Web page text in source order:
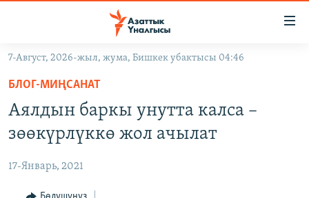
Навигацияга
өтүңүз
Издөөгө
салыңыз
ЭКОНОМИКА
ДҮЙНӨ
БОРБОР АЗИЯ
УКРАИНА
АТАЙЫН ИЛИКТӨӨ
7-Август, 2026-жыл, жума, Бишкек убактысы 04:46
БЛОГ-МИҢСАНАТ
Аялдын баркы унутта калса –
зөөкүрлүккө жол ачылат
17-Январь, 2021